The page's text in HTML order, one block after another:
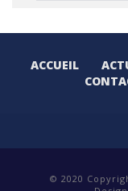
ACCUEIL
© 2020